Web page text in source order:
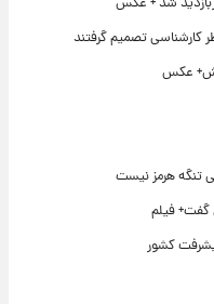
کارشناسی تصمیم گرفتند
عکس
تنگه هرمز نیست
گفت+ فیلم
کشور